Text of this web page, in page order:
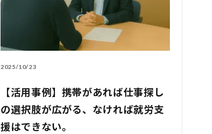
2025/10/23
【活用事例】携帯があれば仕事探し
の選択肢が広がる、なければ就労支
援はできない。